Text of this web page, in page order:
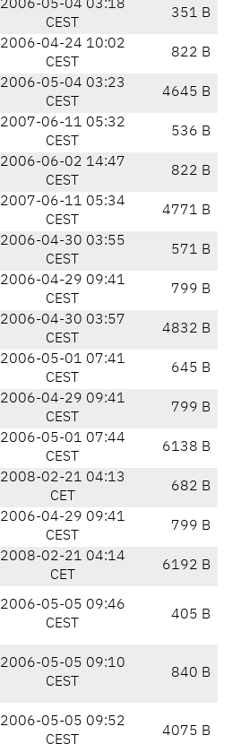
2006-05-04 03:18
CEST
351 B
2006-04-24 10:02
CEST
822 B
2006-05-04 03:23
CEST
4645 B
2007-06-11 05:32
CEST
536 B
2006-06-02 14:47
CEST
822 B
2007-06-11 05:34
CEST
4771 B
2006-04-30 03:55
CEST
571 B
2006-04-29 09:41
CEST
799 B
2006-04-30 03:57
CEST
4832 B
2006-05-01 07:41
CEST
645 B
2006-04-29 09:41
CEST
799 B
2006-05-01 07:44
CEST
6138 B
2008-02-21 04:13
CET
682 B
2006-04-29 09:41
CEST
799 B
2008-02-21 04:14
CET
6192 B
2006-05-05 09:46
CEST
405 B
2006-05-05 09:10
CEST
840 B
2006-05-05 09:52
CEST
4075 B